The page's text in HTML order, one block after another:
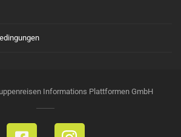
Informations Plattformen GmbH